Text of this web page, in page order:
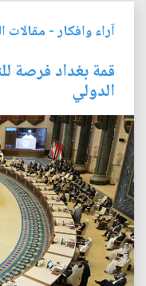
آراء وافكار-مقالات
قمة بغداد فرصة
الدولي